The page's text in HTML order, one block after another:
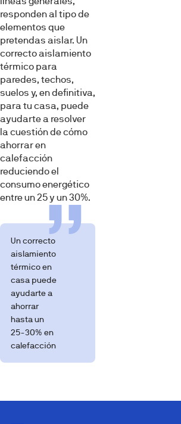
responden al tipo de
elementos que
pretendas aislar. Un
correcto aislamiento
térmico para
paredes, techos,
suelos y, en definitiva,
para tu casa, puede
ayudarte a resolver
la cuestión de cómo
ahorrar en
calefacción
reduciendo el
consumo energético
entre un 25 y un 30%.
Un correcto
aislamiento
térmico en
casa puede
ayudarte a
ahorrar
hasta un
25-30% en
calefacción